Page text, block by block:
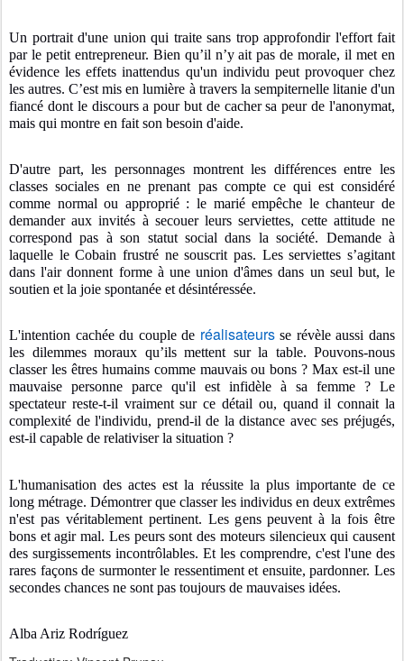
Un portrait d'une union qui traite sans trop approfondir l'effort fait
par le petit entrepreneur. Bien qu’il n’y ait pas de morale, il met en
évidence les effets inattendus qu'un individu peut provoquer chez
les autres. C’est mis en lumière à travers la sempiternelle litanie d'un
fiancé dont le discours a pour but de cacher sa peur de l'anonymat,
mais qui montre en fait son besoin d'aide.
D'autre part, les personnages montrent les différences entre les
classes sociales en ne prenant pas compte ce qui est considéré
comme normal ou approprié : le marié empêche le chanteur de
demander aux invités à secouer leurs serviettes, cette attitude ne
correspond pas à son statut social dans la société. Demande à
laquelle le Cobain frustré ne souscrit pas. Les serviettes s’agitant
dans l'air donnent forme à une union d'âmes dans un seul but, le
soutien et la joie spontanée et désintéressée.
L'intention cachée du couple de réalisateursse révèle aussi dans
les dilemmes moraux qu’ils mettent sur la table. Pouvons-nous
classer les êtres humains comme mauvais ou bons ? Max est-il une
mauvaise personne parce qu'il est infidèle à sa femme ? Le
spectateur reste-t-il vraiment sur ce détail ou, quand il connait la
complexité de l'individu, prend-il de la distance avec ses préjugés,
est-il capable de relativiser la situation ?
L'humanisation des actes est la réussite la plus importante de ce
long métrage. Démontrer que classer les individus en deux extrêmes
n'est pas véritablement pertinent. Les gens peuvent à la fois être
bons et agir mal. Les peurs sont des moteurs silencieux qui causent
des surgissements incontrôlables. Et les comprendre, c'est l'une des
rares façons de surmonter le ressentiment et ensuite, pardonner. Les
secondes chances ne sont pas toujours de mauvaises idées.
Alba Ariz Rodríguez